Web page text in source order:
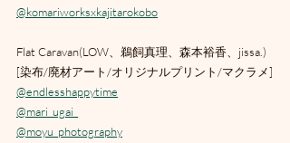
@komariworksxkajitarokobo
Flat Caravan(LOW、鵜飼真理、森本裕香、jissa.)
[染布/廃材アート/オリジナルプリント/マクラメ]
@endlesshappytime
@mari_ugai_
@moyu_photography